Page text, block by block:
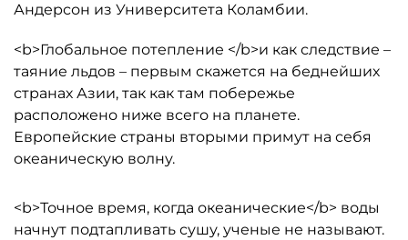
Андерсон из Университета Коламбии.
<b>Глобальное потепление </b>и как следствие –
таяние льдов – первым скажется на беднейших
странах Азии, так как там побережье
расположено ниже всего на планете.
Европейские страны вторыми примут на себя
океаническую волну.
<b>Точное время, когда океанические</b> воды
начнут подтапливать сушу, ученые не называют.